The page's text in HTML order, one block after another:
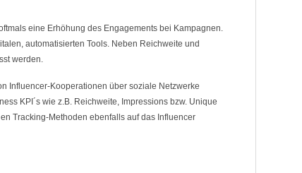
eine Erhöhung des Engagements bei Kampagnen.
automatisierten Tools. Neben Reichweite und
werden.
Influencer-Kooperationen über soziale Netzwerke
KPI´s wie z.B. Reichweite, Impressions bzw. Unique
Tracking-Methoden ebenfalls auf das Influencer